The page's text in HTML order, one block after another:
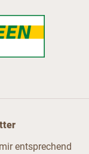
entsprechend